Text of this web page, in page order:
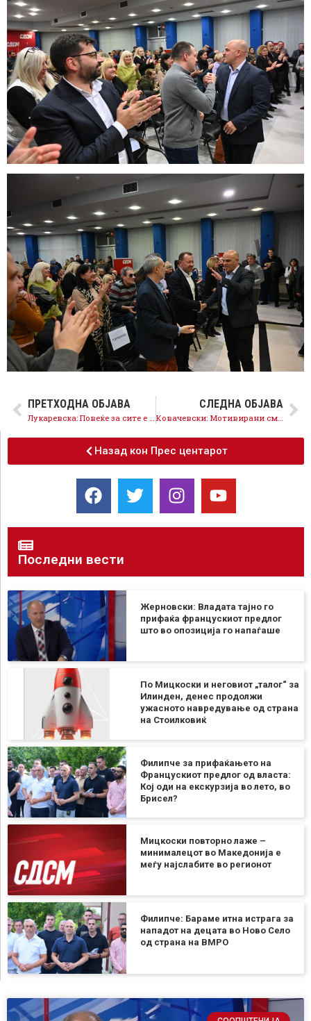
ПРЕТХОДНА ОБЈАВА СЛЕДНА ОБЈАВА
Ковачевски: Мотивирани сме, двојната победа на изборите ќе биде победа за Европа!
Назад кон Прес центарот
Последни вести
Жерновски: Владата тајно го
прифаќа францускиот предлог
што во опозиција го напаѓаше
По Мицкоски и неговиот „талог“ за
Илинден, денес продолжи
ужасното навредување од страна
на Стоилковиќ
Филипче за прифаќањето на
Францускиот предлог од власта:
Кој оди на екскурзија во лето, во
Брисел?
Мицкоски повторно лаже –
минималецот во Македонија е
меѓу најслабите во регионот
Филипче: Бараме итна истрага за
нападот на децата во Ново Село
од страна на ВМРО